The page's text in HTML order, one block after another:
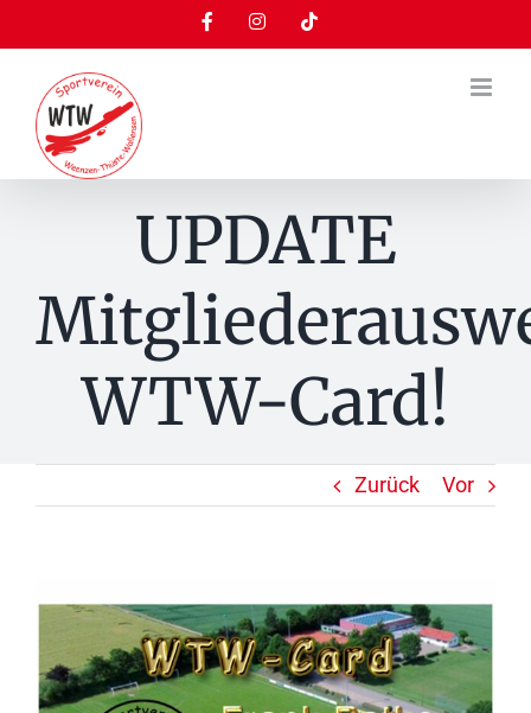
Inhalt
springen
FacebookInstagramTiktok
UPDATE
WTW-Card!
Zurück Vor
grösseres
Bild